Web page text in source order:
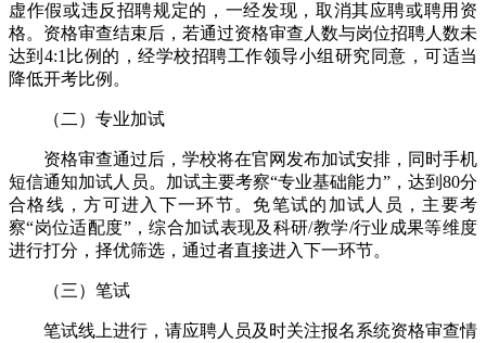
虚作假或违反招聘规定的，一经发现，取消其应聘或聘用资
格。资格审查结束后，若通过资格审查人数与岗位招聘人数未
达到4:1比例的，经学校招聘工作领导小组研究同意，可适当
降低开考比例。
（二）专业加试
资格审查通过后，学校将在官网发布加试安排，同时手机
短信通知加试人员。加试主要考察“专业基础能力”，达到80分
合格线，方可进入下一环节。免笔试的加试人员，主要考
察“岗位适配度”，综合加试表现及科研/教学/行业成果等维度
进行打分，择优筛选，通过者直接进入下一环节。
（三）笔试
笔试线上进行，请应聘人员及时关注报名系统资格审查情